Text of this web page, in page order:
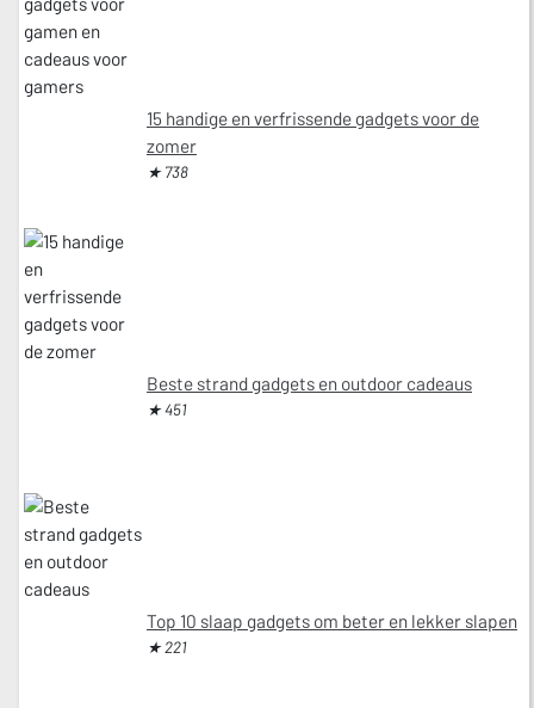
15 handige en verfrissende gadgets voor de
zomer
★ 738
Beste strand gadgets en outdoor cadeaus
★ 451
Top 10 slaap gadgets om beter en lekker slapen
★ 221